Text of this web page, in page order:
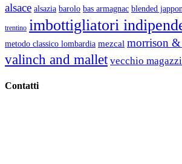
alsace alsazia barolo bas armagnac blended
trentino imbottigliatori
metodo classico lombardia mezcal morrison
valinch and mallet vecchio
Contatti